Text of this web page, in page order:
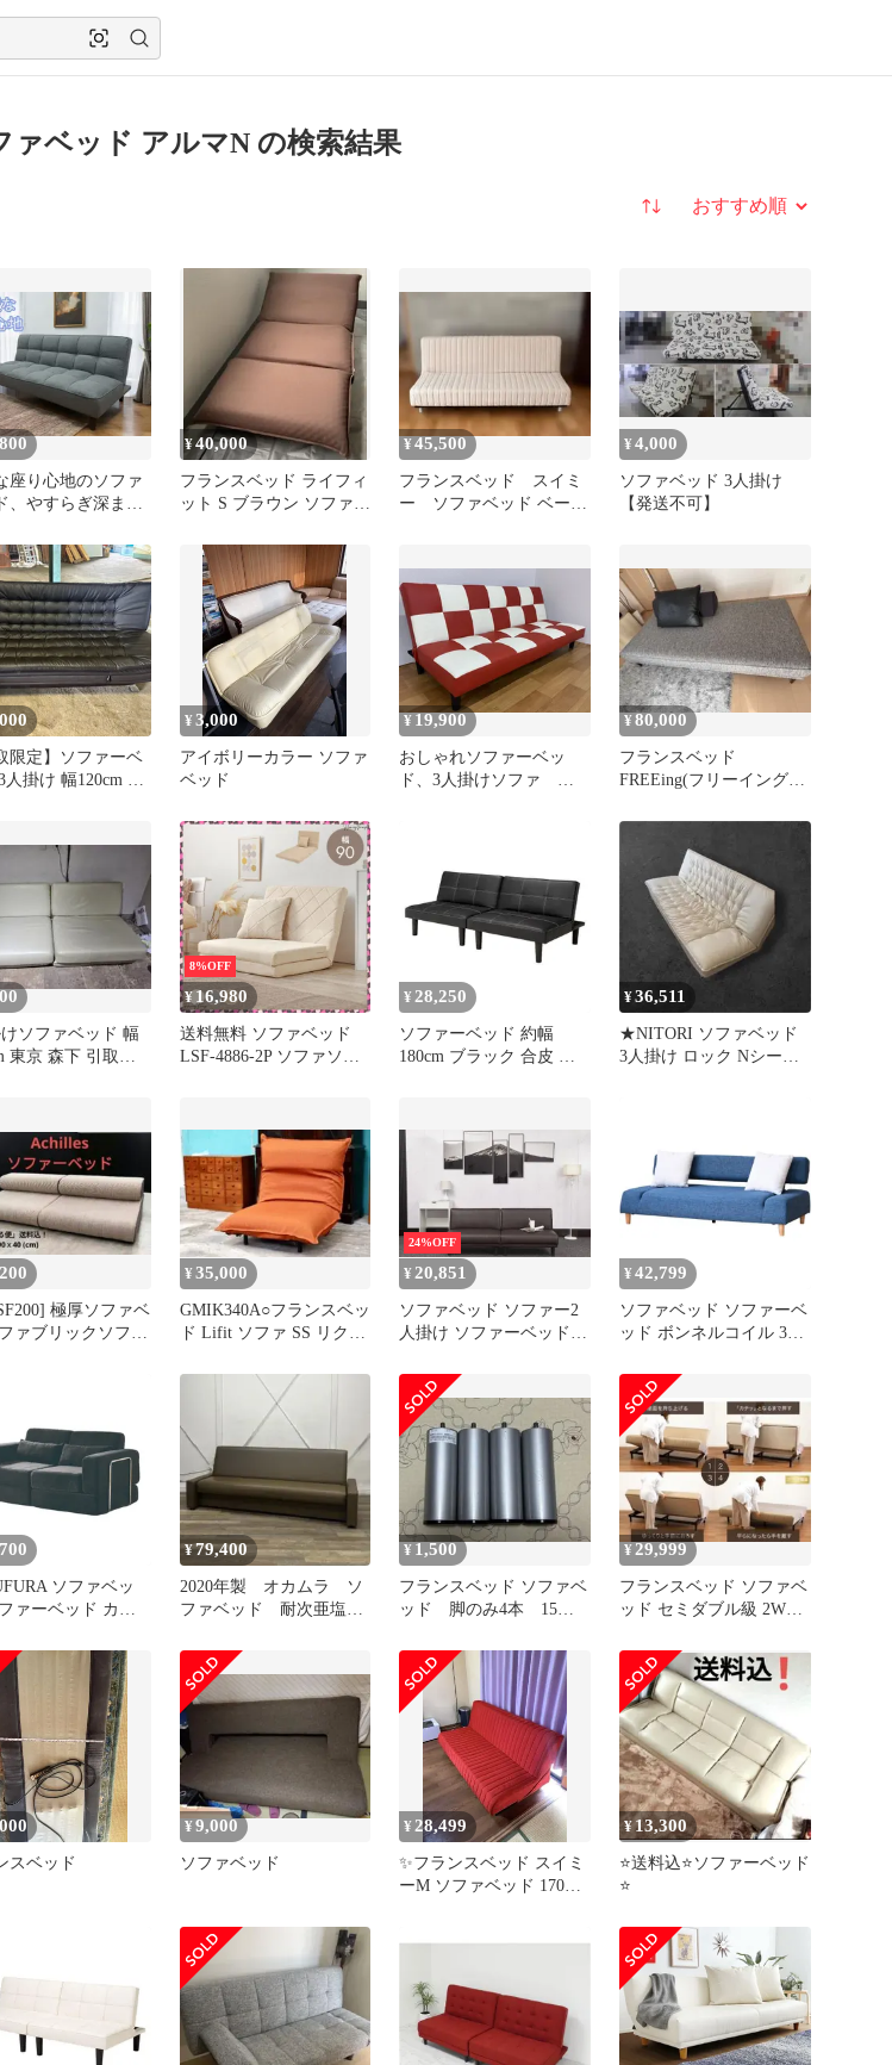
ァベッド アルマN の検索結果
並び替え
座り心地のソファ
、やすらぎ深まる
¥40,000
フランスベッド ライフィ
ット S ブラウン ソファ&
グル
¥45,500
フランスベッド スイミ
ー ソファベッド ベージ
¥4,000
ソファベッド 3人掛け
【発送不可】
限定】ソファーベ
人掛け 幅120cm セ
¥3,000
アイボリーカラー ソファ
ベッド
¥ 19,900
おしゃれソファーベッ
ド、3人掛けソファ Ｓ
¥80,000
フランスベッド
FREEing(フリーイング) 2
ッド
ソファベッド 幅
東京 森下 引取り
8%OFF
¥16,980
送料無料 ソファベッド
LSF-4886-2P ソファソフ
¥ 28,250
ソファーベッド 約幅
180cm ブラック 合皮 合
家具
¥36,511
★NITORI ソファベッド
3人掛け ロック Nシール
極厚ソファベ
ァブリックソファ
¥35,000
GMIK340A○フランスベッ
ド Lifit ソファ SS リクラ
24%OFF
¥ 20,851
ソファベッド ソファー2
人掛け ソファーベッドリ
ーソファ yew3
¥ 42,799
ソファベッド ソファーベ
ッド ボンネルコイル 3人
ク ソファ 民泊12033 ブ
ルー
ソファベッ
ァーベッド カウ
ローソファ 高反
タン 寝る 座る 完
縮梱包 おしゃれ
ブル シングル 一
し 来客用 (ブラッ
¥79,400
2020年製 オカムラ ソ
ファベッド 耐次亜塩素
ルレザー
¥ 1,500
フランスベッド ソファベ
ッド 脚のみ4本 15セ
¥ 29,999
フランスベッド ソファベ
ッド セミダブル級 2WAY
らし
スベッド
¥9,000
ソファベッド
¥ 28,499
✨フランスベッド スイミ
ーM ソファベッド 170シ
¥13,300
⭐️送料込⭐️ソファーベッド
⭐️